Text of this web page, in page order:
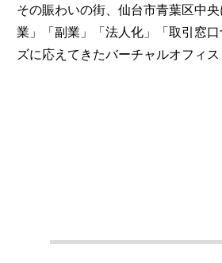
その賑わいの街、仙台市青葉区中
業」「副業」「法人化」「取引窓
ズに応えてきたバーチャルオフィ